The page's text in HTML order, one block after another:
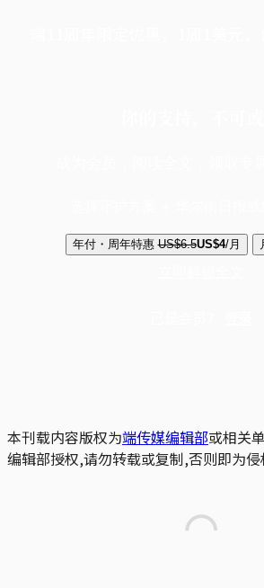
年付・周年特惠 US$6.5US$4/月
本刊载内容版权为端传媒编辑部或相关
编辑部授权,请勿转载或复制,否则即为侵